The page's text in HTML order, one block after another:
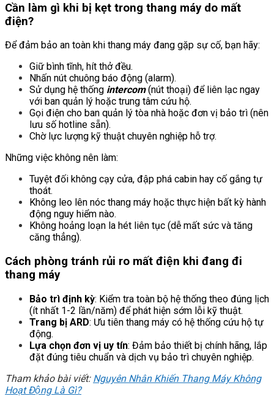
Cần làm gì khi bị kẹt trong thang máy do mất
điện?
Để đảm bảo an toàn khi thang máy đang gặp sự cố, bạn hãy:
Giữ bình tĩnh, hít thở đều.
Nhấn nút chuông báo động (alarm).
Sử dụng hệ thống intercom (nút thoại) để liên lạc ngay
với ban quản lý hoặc trung tâm cứu hộ.
Gọi điện cho ban quản lý tòa nhà hoặc đơn vị bảo trì (nên
lưu số hotline sẵn).
Chờ lực lượng kỹ thuật chuyên nghiệp hỗ trợ.
Những việc không nên làm:
Tuyệt đối không cạy cửa, đập phá cabin hay cố gắng tự
thoát.
Không leo lên nóc thang máy hoặc thực hiện bất kỳ hành
động nguy hiểm nào.
Không hoảng loạn la hét liên tục (dễ mất sức và tăng
căng thẳng).
Cách phòng tránh rủi ro mất điện khi đang đi
thang máy
Bảo trì định kỳ: Kiểm tra toàn bộ hệ thống theo đúng lịch
(ít nhất 1-2 lần/năm) để phát hiện sớm lỗi kỹ thuật.
Trang bị ARD: Ưu tiên thang máy có hệ thống cứu hộ tự
động.
Lựa chọn đơn vị uy tín: Đảm bảo thiết bị chính hãng, lắp
đặt đúng tiêu chuẩn và dịch vụ bảo trì chuyên nghiệp.
Tham khảo bài viết: Nguyên Nhân Khiến Thang Máy Không
Hoạt Động Là Gì?